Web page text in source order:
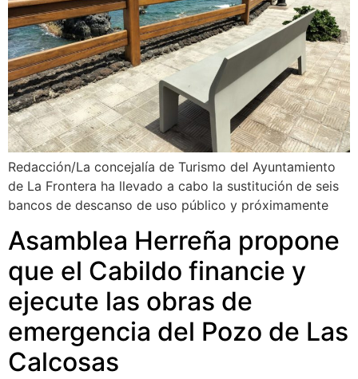
Redacción/La concejalía de Turismo del Ayuntamiento
de La Frontera ha llevado a cabo la sustitución de seis
bancos de descanso de uso público y próximamente
Asamblea Herreña propone
que el Cabildo financie y
ejecute las obras de
emergencia del Pozo de Las
Calcosas